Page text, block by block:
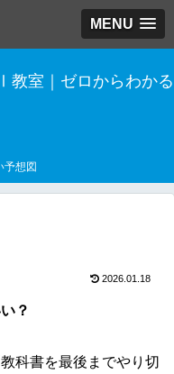
MENU
教室｜ゼロからわかる
予想図
2026.01.18
？
科書を最後までやり切